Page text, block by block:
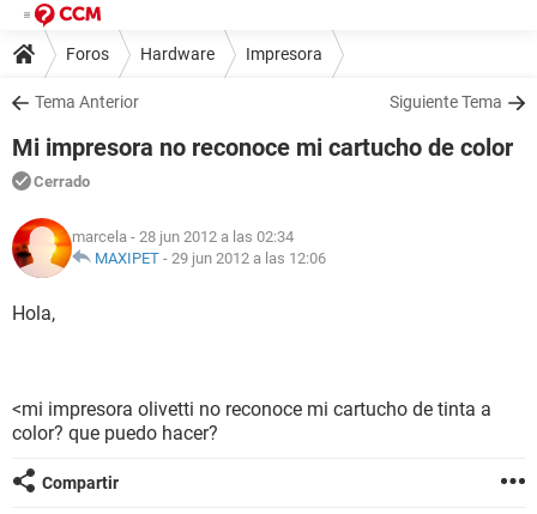
Foros Hardware Impresora
Tema Anterior Siguiente Tema
Mi impresora no reconoce mi cartucho de color
Cerrado
marcela - 28 jun 2012 a las 02:34
MAXIPET - 29 jun 2012 a las 12:06
Hola,
<mi impresora olivetti no reconoce mi cartucho de tinta a
color? que puedo hacer?
Compartir